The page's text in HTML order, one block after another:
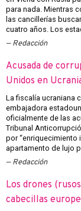
para nada. Mientras
las cancillerías
cuatro años. Los
Redacción
Acusada de
Unidos en
La fiscalía ucraniana
embajadora
oficialmente de las
Tribunal
por “enriquecimiento
apartamento de lujo
Redacción
Los drones
cabecillas